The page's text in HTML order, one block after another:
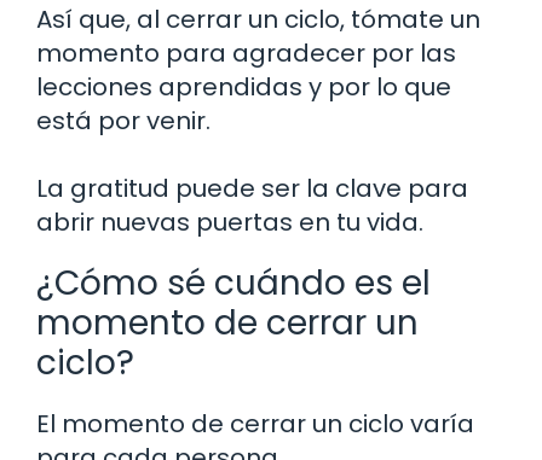
Así que, al cerrar un ciclo, tómate un
momento para agradecer por las
lecciones aprendidas y por lo que
está por venir.
La gratitud puede ser la clave para
abrir nuevas puertas en tu vida.
¿Cómo sé cuándo es el
momento de cerrar un
ciclo?
El momento de cerrar un ciclo varía